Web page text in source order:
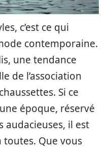
c’est ce qui
contemporaine.
une tendance
de l’association
Si ce
époque, réservé
audacieuses, il est
toutes. Que vous